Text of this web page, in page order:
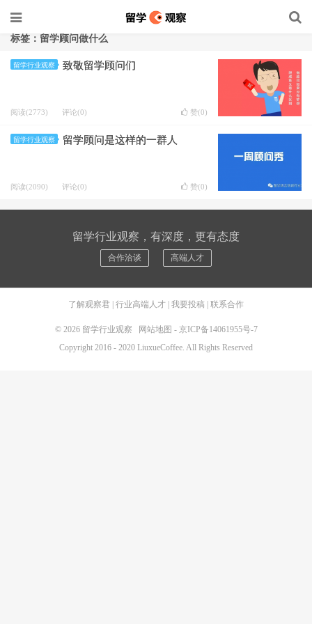
标签：留学顾问做什么
留学行业观察 致敬留学顾问们
阅读(2773) 评论(0) 赞(0)
留学行业观察 留学顾问是这样的一群人
阅读(2090) 评论(0) 赞(0)
留学行业观察，有深度，更有态度
合作洽谈 高端人才
了解观察君 行业高端人才 我要投稿 联系合作
© 2026 留学行业观察 网站地图 - 京ICP备14061955号-7
Copyright 2016 - 2020 LiuxueCoffee. All Rights Reserved